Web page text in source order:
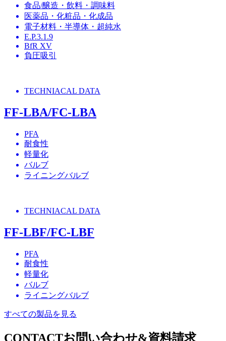
食品/醸造・飲料・調味料
医薬品・化粧品・化成品
電子材料・半導体・超純水
E.P.3.1.9
BfR XV
負圧吸引
TECHNIACAL DATA
FF-LBA/FC-LBA
PFA
耐食性
軽量化
バルブ
ライニングバルブ
TECHNIACAL DATA
FF-LBF/FC-LBF
PFA
耐食性
軽量化
バルブ
ライニングバルブ
すべての製品を見る
CONTACTお問い合わせ&資料請求